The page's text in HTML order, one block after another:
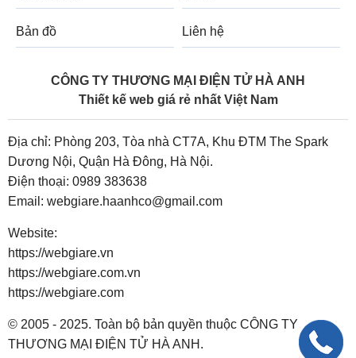
Bản đồ Liên hệ
CÔNG TY THƯƠNG MẠI ĐIỆN TỬ HÀ ANH
Thiết kế web giá rẻ nhất Việt Nam
Địa chỉ: Phòng 203, Tòa nhà CT7A, Khu ĐTM The Spark
Dương Nội, Quận Hà Đông, Hà Nội.
Điện thoại: 0989 383638
Email: webgiare.haanhco@gmail.com
Website:
https://webgiare.vn
https://webgiare.com.vn
https://webgiare.com
© 2005 - 2025. Toàn bộ bản quyền thuộc CÔNG TY
THƯƠNG MẠI ĐIỆN TỬ HÀ ANH.